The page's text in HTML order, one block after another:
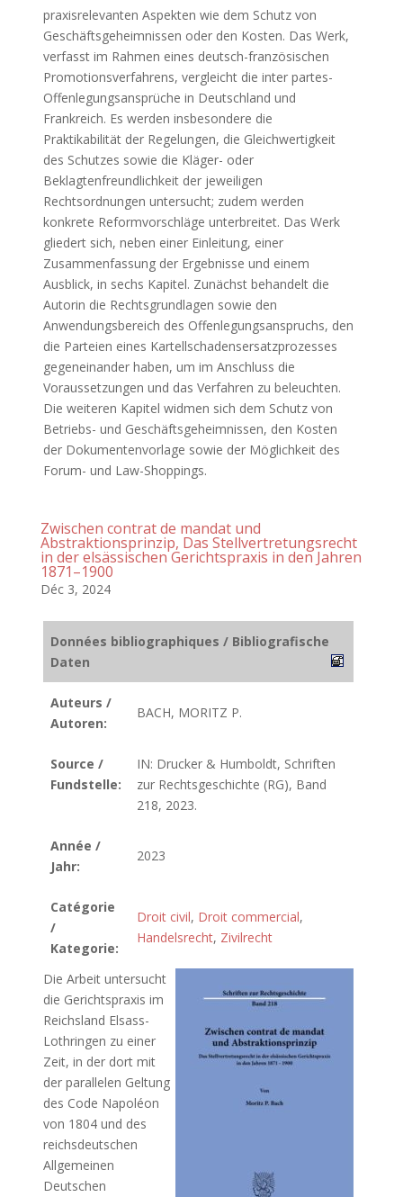
praxisrelevanten Aspekten wie dem Schutz von
Geschäftsgeheimnissen oder den Kosten. Das Werk,
verfasst im Rahmen eines deutsch-französischen
Promotionsverfahrens, vergleicht die inter partes-
Offenlegungsansprüche in Deutschland und
Frankreich. Es werden insbesondere die
Praktikabilität der Regelungen, die Gleichwertigkeit
des Schutzes sowie die Kläger- oder
Beklagtenfreundlichkeit der jeweiligen
Rechtsordnungen untersucht; zudem werden
konkrete Reformvorschläge unterbreitet. Das Werk
gliedert sich, neben einer Einleitung, einer
Zusammenfassung der Ergebnisse und einem
Ausblick, in sechs Kapitel. Zunächst behandelt die
Autorin die Rechtsgrundlagen sowie den
Anwendungsbereich des Offenlegungsanspruchs, den
die Parteien eines Kartellschadensersatzprozesses
gegeneinander haben, um im Anschluss die
Voraussetzungen und das Verfahren zu beleuchten.
Die weiteren Kapitel widmen sich dem Schutz von
Betriebs- und Geschäftsgeheimnissen, den Kosten
der Dokumentenvorlage sowie der Möglichkeit des
Forum- und Law-Shoppings.
Zwischen contrat de mandat und
Abstraktionsprinzip, Das Stellvertretungsrecht
in der elsässischen Gerichtspraxis in den Jahren
1871–1900
Déc 3, 2024
Données bibliographiques / Bibliografische
Daten
Auteurs /
Autoren:
BACH, MORITZ P.
Source /
Fundstelle:
IN: Drucker & Humboldt, Schriften
zur Rechtsgeschichte (RG), Band
218, 2023.
Année /
Jahr:
2023
Catégorie
/
Kategorie:
Droit civil, Droit commercial,
Handelsrecht, Zivilrecht
Die Arbeit untersucht
die Gerichtspraxis im
Reichsland Elsass-
Lothringen zu einer
Zeit, in der dort mit
der parallelen Geltung
des Code Napoléon
von 1804 und des
reichsdeutschen
Allgemeinen
Deutschen